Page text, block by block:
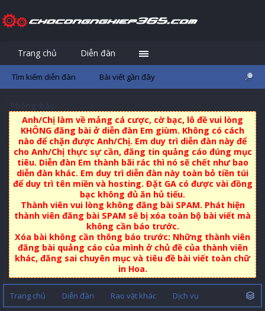
Anh/Chị làm về mảng cá cược, cờ bạc, lô đề vui lòng
KHÔNG đăng bài ở diễn đàn Em giùm. Không có cách
nào để chặn được Anh/Chị. Em duy trì diễn đàn này để
cho Anh/Chị thực sự cần, đăng tin quảng cáo đúng mục
tiêu. Diễn đàn Em thành bãi rác thì nó sẽ chết như bao
diễn đàn khác. Em duy trì diễn đàn này toàn bỏ tiền túi
để duy trì tên miền và hosting. Đặt GA có được vài đồng
bạc không đủ ăn hủ tiếu.
Thành viên vui lòng không đăng bài SPAM. Phát hiện
thành viên đăng bài SPAM sẽ bị xóa toàn bộ bài viết mà
không cần báo trước.
Xóa bài không cần thông báo trước: Những thành viên
đăng bài quảng cáo của mình ở chủ đề của thành viên
khác, đăng sai chuyên mục và tiêu đề bài viết toàn chữ
in Hoa.
Trang chủ Diễn đàn Rao vặt khác Dịch vụ
Trang chủ Diễn đàn
Tìm kiếm diễn đàn Bài viết gần đây Đăng ký